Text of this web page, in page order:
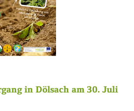
in Dölsach am 30. Juli